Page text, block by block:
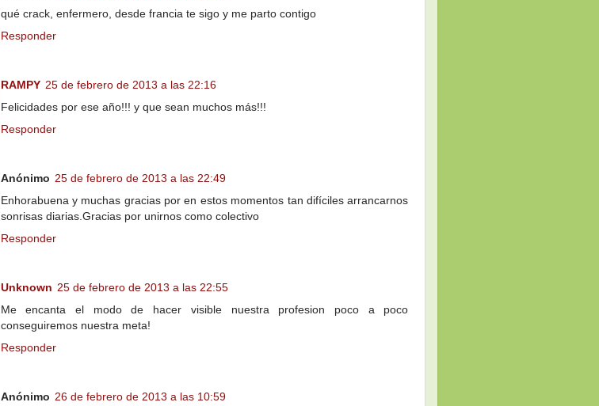
qué crack, enfermero, desde francia te sigo y me parto contigo
Responder
RAMPY 25 de febrero de 2013 a las 22:16
Felicidades por ese año!!! y que sean muchos más!!!
Responder
Anónimo 25 de febrero de 2013 a las 22:49
Enhorabuena y muchas gracias por en estos momentos tan difíciles arrancarnos
sonrisas diarias.Gracias por unirnos como colectivo
Responder
Unknown 25 de febrero de 2013 a las 22:55
Me encanta el modo de hacer visible nuestra profesion poco a poco
conseguiremos nuestra meta!
Responder
Anónimo 26 de febrero de 2013 a las 10:59